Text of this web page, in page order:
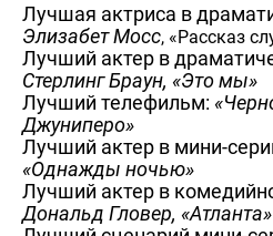
Лучшая актриса в
Элизабет Мосс, «Рассказ
Лучший актер в
Стерлинг Браун, «Это мы»
Лучший телефильм:
Джуниперо»
Лучший актер в мини-
«Однажды ночью»
Лучший актер в
Дональд Гловер, «Атланта»